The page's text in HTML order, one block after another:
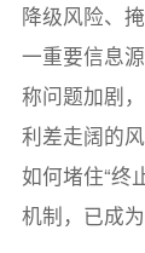
降级风险、
一重要信息
称问题加剧
利差走阔的
如何堵住“终
机制，已成